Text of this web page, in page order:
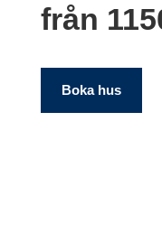
från
Boka hus